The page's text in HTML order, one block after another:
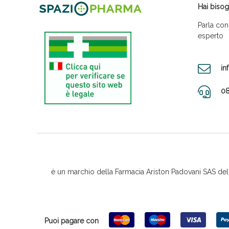
Hai
Parla
esperto
è un marchio della Farmacia Ariston Padovani SAS
Puoi pagare con